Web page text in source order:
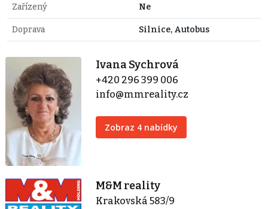
Zařízený Ne
Doprava Silnice, Autobus
Ivana Sychrová
+420 296 399 006
info@mmreality.cz
Zobraz 4 nabídky
M&M reality
Krakovská 583/9